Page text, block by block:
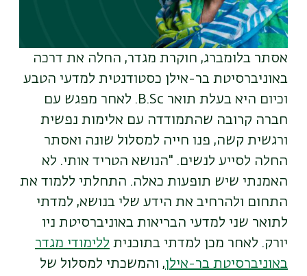
אסתר בלומברג, חוקרת מגדר, החלה את דרכה
באוניברסיטת בר-אילן כסטודנטית למדעי הטבע
וכיום היא בעלת תואר B.Sc. לאחר מפגש עם
חברה קרובה שהתמודדה עם אלימות נפשית
ורגשית קשה, פנו חייה למסלול שונה ואסתר
החלה לסייע לנשים. "הנושא הטריד אותי. לא
האמנתי שיש תופעות כאלה. התחלתי ללמוד את
התחום ולהרחיב את הידע שלי בנושא, למדתי
לתואר שני למדעי הבריאות באוניברסיטת ניו
יורק. לאחר מכן למדתי בתוכנית ללימודי מגדר
באוניברסיטת בר-אילן, והמשכתי למסלול של